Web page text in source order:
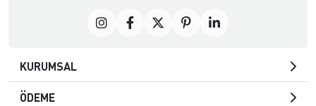
KURUMSAL
ÖDEME